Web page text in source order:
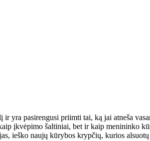
yra pasirengusi priimti tai, ką jai atneša
įkvėpimo šaltiniai, bet ir kaip menininko
ieško naujų kūrybos krypčių, kurios alsuotų